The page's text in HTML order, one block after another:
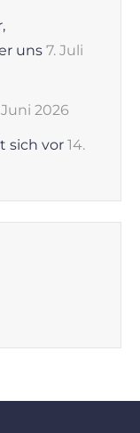
uns 7. Juli
Juni 2026
sich vor 14.